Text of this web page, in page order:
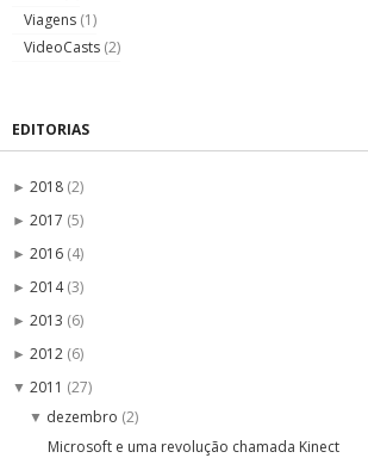
Viagens (1)
VideoCasts (2)
EDITORIAS
► 2018 (2)
► 2017 (5)
► 2016 (4)
► 2014(3)
► 2013 (6)
► 2012 (6)
▼ 2011 (27)
▼ dezembro (2)
Microsoft e uma revolução chamada Kinect